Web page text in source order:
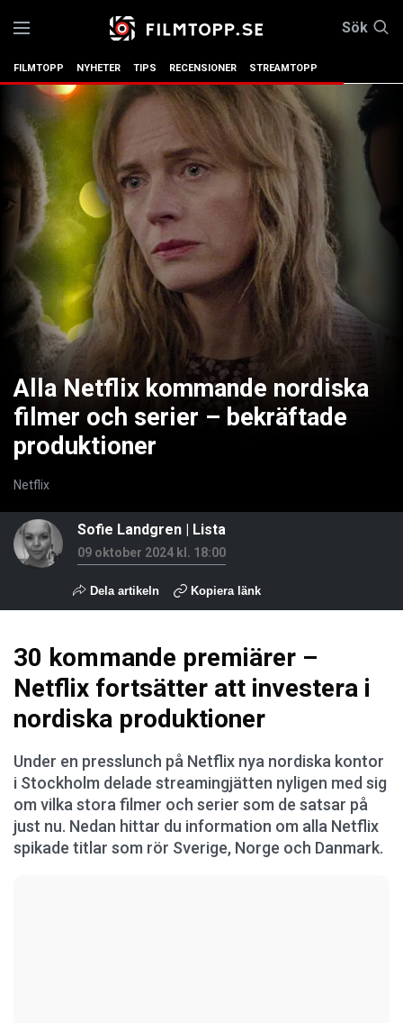
Sök
FILMTOPP NYHETER TIPS RECENSIONER STREAMTOPP
Alla Netflix kommande nordiska
filmer och serier – bekräftade
produktioner
Netflix
Sofie Landgren | Lista
09 oktober 2024 kl. 18:00
Dela artikeln Kopiera länk
30 kommande premiärer –
Netflix fortsätter att investera i
nordiska produktioner
Under en presslunch på Netflix nya nordiska kontor
i Stockholm delade streamingjätten nyligen med sig
om vilka stora filmer och serier som de satsar på
just nu. Nedan hittar du information om alla Netflix
spikade titlar som rör Sverige, Norge och Danmark.